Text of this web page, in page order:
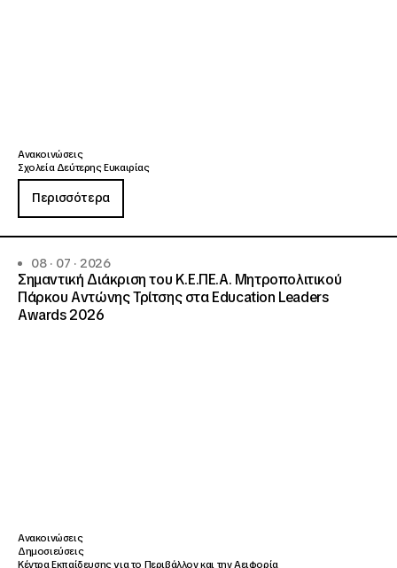
Ανακοινώσεις
Σχολεία Δεύτερης Ευκαιρίας
Περισσότερα
08 · 07 · 2026
Σημαντική Διάκριση του Κ.Ε.ΠΕ.Α. Μητροπολιτικού
Πάρκου Αντώνης Τρίτσης στα Education Leaders
Awards 2026
Ανακοινώσεις
Δημοσιεύσεις
Κέντρα Εκπαίδευσης για το Περιβάλλον και την Αειφορία